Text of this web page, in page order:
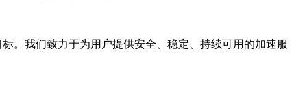
。我们致力于为用户提供安全、稳定、持续可用的加速服